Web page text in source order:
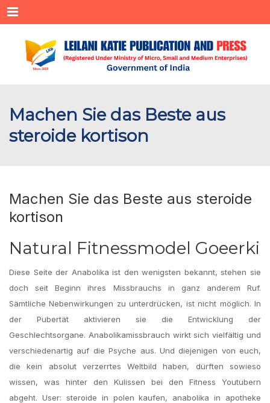
Menu
Machen Sie das Beste aus
steroide kortison
Machen Sie das Beste aus steroide
kortison
Natural Fitnessmodel Goeerki
Diese Seite der Anabolika ist den wenigsten bekannt, stehen sie
doch seit Beginn ihres Missbrauchs in ganz anderem Ruf.
Sämtliche Nebenwirkungen zu unterdrücken, ist nicht möglich. In
der Pubertät aktivieren sie die Entwicklung der
Geschlechtsorgane. Anabolikamissbrauch wirkt sich vielfältig und
verschiedenartig auf die Psyche aus. Und diejenigen von euch,
die kein absolut verzerrtes Weltbild haben, dürften sowieso
wissen, was hinter den Kulissen bei den Fitness Youtubern
abgeht. User: steroide in polen kaufen, anabolika in apotheke